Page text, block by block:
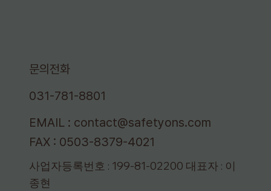
문의전화
031-781-8801
EMAIL : contact@safetyons.com
FAX : 0503-8379-4021
사업자등록번호 : 199-81-02200 대표자 : 이
종현